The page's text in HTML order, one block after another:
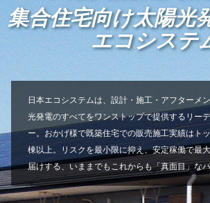
集合住宅向け太陽光
エコシステ
日本エコシステムは、設計・施工・アフターメ
光発電のすべてをワンストップで提供するリー
ー。おかげ様で既築住宅での販売施工実績はト
棟以上。リスクを最小限に抑え、安定稼働で最
届けする、いままでもこれからも「真面目」な